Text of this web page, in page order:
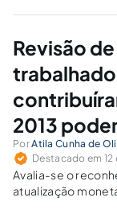
Revisão
2013
PorAtila Cunha de
Destacado em 12
Avalia-se o
atualização